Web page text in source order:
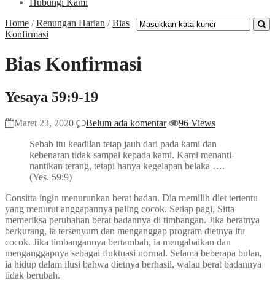
Hubungi Kami
Home /Renungan Harian /Bias
Konfirmasi
Bias Konfirmasi
Yesaya 59:9-19
Maret 23, 2020 Belum ada komentar
96 Views
Sebab itu keadilan tetap jauh dari pada kami dan
kebenaran tidak sampai kepada kami. Kami menanti-
nantikan terang, tetapi hanya kegelapan belaka ….
(Yes. 59:9)
Consitta ingin menurunkan berat badan. Dia memilih diet tertentu
yang menurut anggapannya paling cocok. Setiap pagi, Sitta
memeriksa perubahan berat badannya di timbangan. Jika beratnya
berkurang, ia tersenyum dan menganggap program dietnya itu
cocok. Jika timbangannya bertambah, ia mengabaikan dan
menganggapnya sebagai fluktuasi normal. Selama beberapa bulan,
ia hidup dalam ilusi bahwa dietnya berhasil, walau berat badannya
tidak berubah.